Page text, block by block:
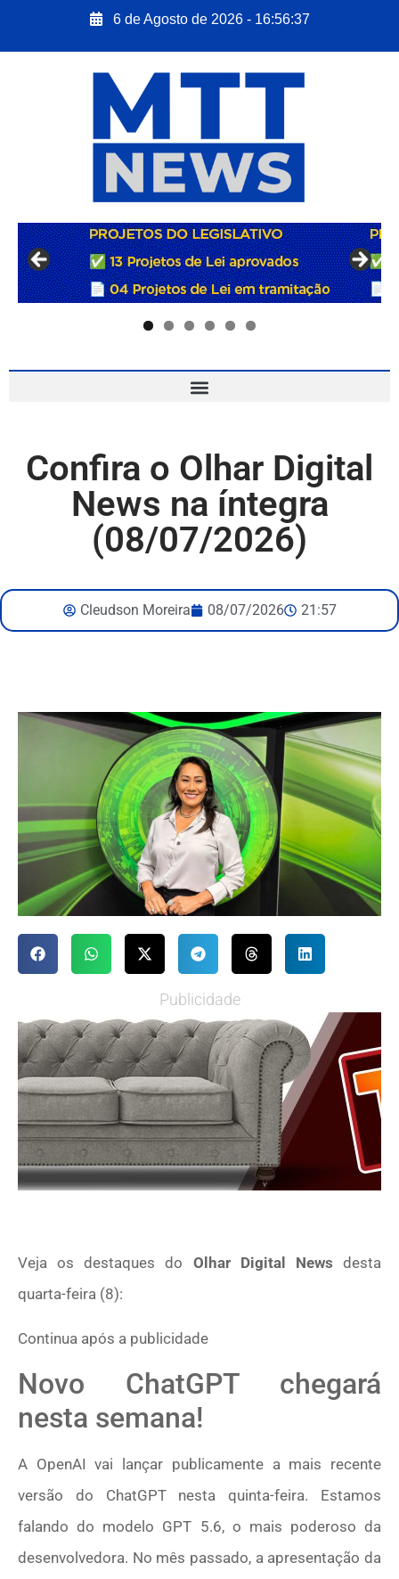
6 de Agosto de 2026 - 16:56:38
Confira o Olhar Digital
News na íntegra
(08/07/2026)
Cleudson Moreira 08/07/2026 21:57
Publicidade
Veja os destaques do Olhar Digital Newsdesta
quarta-feira (8):
Continua após a publicidade
Novo ChatGPT chegará
nesta semana!
A OpenAI vai lançar publicamente a mais recente
versão do ChatGPT nesta quinta-feira. Estamos
falando do modelo GPT 5.6, o mais poderoso da
desenvolvedora. No mês passado, a apresentação da